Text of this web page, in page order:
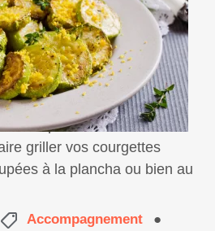
temps de cuisson, vous
griller vos courgettes
à la plancha ou bien au
Accompagnement
●